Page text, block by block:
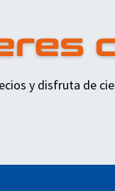
y disfruta de